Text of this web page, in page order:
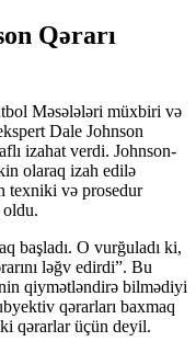
Qərarı
Məsələləri müxbiri və
Dale Johnson
izahat verdi. Johnson-
olaraq izah edilə
texniki və prosedur
oldu.
başladı. O vurğuladı ki,
ləğv edirdi”. Bu
qiymətləndirə bilmədiyi
qərarları baxmaq
qərarlar üçün deyil.